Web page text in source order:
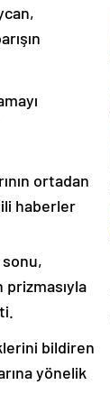
ortadan
haberler
prizmasıyla
bildiren
yönelik